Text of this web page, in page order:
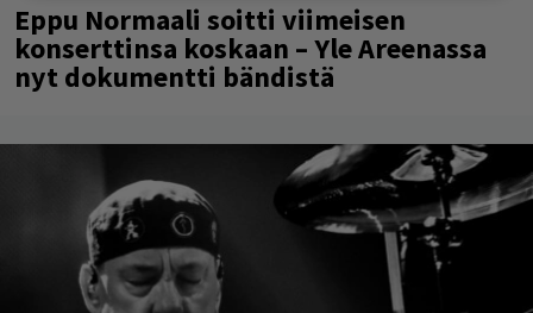
Eppu Normaali soitti viimeisen
konserttinsa koskaan – Yle Areenassa
nyt dokumentti bändistä